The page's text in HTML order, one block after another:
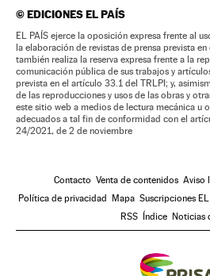
©EDICIONES EL PAÍS
EL PAÍS ejerce la oposición expresa frente al
la elaboración de revistas de prensa prevista
también realiza la reserva expresa frente a la
comunicación pública de sus trabajos y
prevista en el artículo 33.1 del TRLPI; y,
de las reproducciones y usos de las obras y
este sitio web a medios de lectura mecánica u
adecuados a tal fin de conformidad con el
24/2021, de 2 de noviembre
Contacto Venta de contenidos Aviso
Política de privacidad
Mapa Suscripciones EL
RSS
Índice Noticias